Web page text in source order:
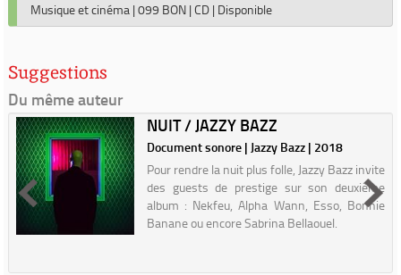
Musique et cinéma | 099 BON | CD | Disponible
Suggestions
Du même auteur
NUIT / JAZZY BAZZ
Document sonore | Jazzy Bazz | 2018
Pour rendre la nuit plus folle, Jazzy Bazz invite
des guests de prestige sur son deuxième
album : Nekfeu, Alpha Wann, Esso, Bonnie
Banane ou encore Sabrina Bellaouel.